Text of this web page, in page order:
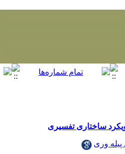
ساختاری تفسیری
پیله وری